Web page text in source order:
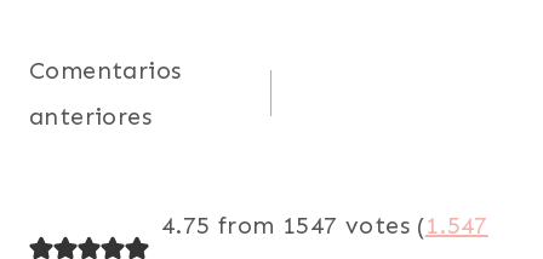
Navegación
de
Comentarios
anteriores
4.75 from 1547 votes (1.547